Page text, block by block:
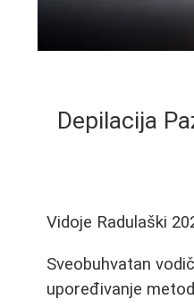
Depilacija
Vidoje Radulaški
Sveobuhvatan
upoređivanje